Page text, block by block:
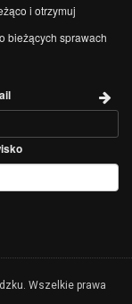
i otrzymuj
bieżących sprawach
Wszelkie prawa